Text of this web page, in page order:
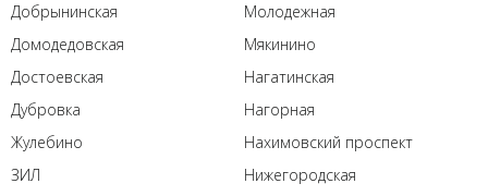
Добрынинская
Домодедовская
Достоевская
Дубровка
Жулебино
ЗИЛ
Молодежная
Мякинино
Нагатинская
Нагорная
Нахимовский проспект
Нижегородская